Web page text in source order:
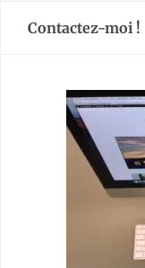
Contactez-moi !